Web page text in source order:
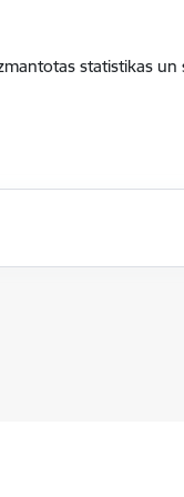
statistikas un